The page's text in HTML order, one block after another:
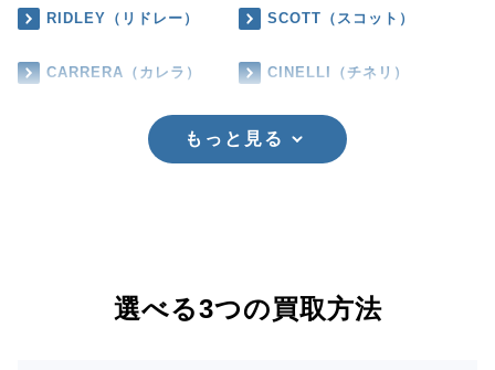
RIDLEY（リドレー） SCOTT（スコット）
CARRERA（カレラ） CINELLI（チネリ）
もっと見る
選べる3つの買取方法